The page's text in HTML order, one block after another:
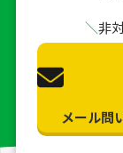
非
メール問